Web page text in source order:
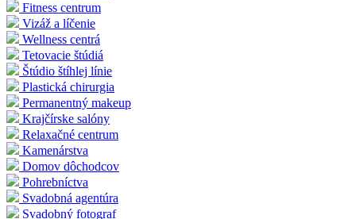
Fitness centrum
Vizáž a líčenie
Wellness centrá
Tetovacie štúdiá
Štúdio štíhlej línie
Plastická chirurgia
Permanentný makeup
Krajčírske salóny
Relaxačné centrum
Kamenárstva
Domov dôchodcov
Pohrebníctva
Svadobná agentúra
Svadobný fotograf